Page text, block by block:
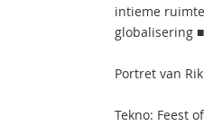
intieme
globalisering
Portret van
Tekno: Feest